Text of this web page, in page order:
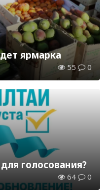
ярмарка
55 0
голосования?
64 0